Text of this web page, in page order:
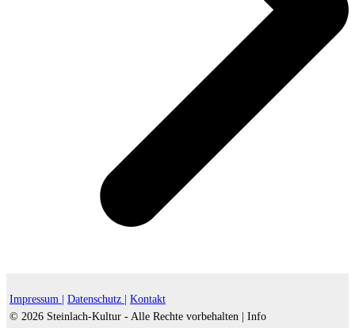
Impressum | Datenschutz |
Kontakt
© 2026 Steinlach-Kultur - Alle Rechte vorbehalten |
Info